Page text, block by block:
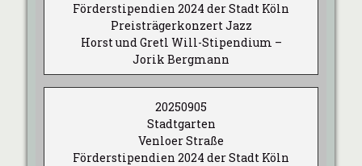
Förderstipendien 2024 der Stadt Köln
Preisträgerkonzert Jazz
Horst und Gretl Will-Stipendium –
Jorik Bergmann
20250905
Stadtgarten
Venloer Straße
Förderstipendien 2024 der Stadt Köln